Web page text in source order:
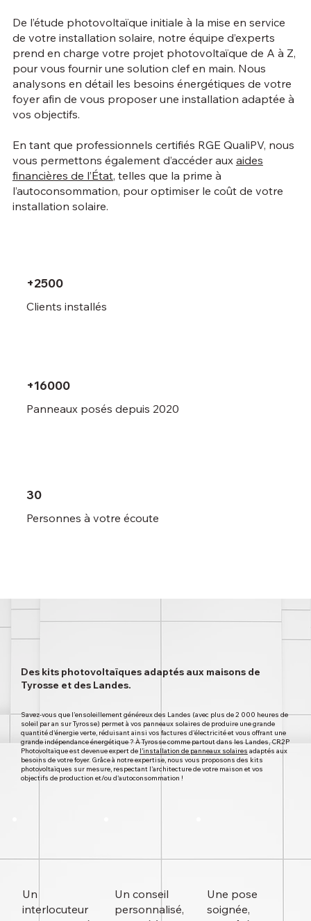
De l’étude photovoltaïque initiale à la mise en service
de votre installation solaire, notre équipe d’experts
prend en charge votre projet photovoltaïque de A à Z,
pour vous fournir une solution clef en main. Nous
analysons en détail les besoins énergétiques de votre
foyer afin de vous proposer une installation adaptée à
vos objectifs.
En tant que professionnels certifiés RGE QualiPV, nous
vous permettons également d’accéder aux aides
financières de l’État, telles que la prime à
l’autoconsommation, pour optimiser le coût de votre
installation solaire.
+2500
Clients installés
+16000
Panneaux posés depuis 2020
30
Personnes à votre écoute
Des kits photovoltaïques adaptés aux maisons de
Tyrosse et des Landes.
Savez-vous que l’ensoleillement généreux des Landes (avec plus de 2 000 heures de
soleil par an sur Tyrosse) permet à vos panneaux solaires de produire une grande
quantité d'énergie verte, réduisant ainsi vos factures d’électricité et vous offrant une
grande indépendance énergétique ? À Tyrosse comme partout dans les Landes, CR2P
Photovoltaïque est devenue expert de l’installation de panneaux solaires adaptés aux
besoins de votre foyer. Grâce à notre expertise, nous vous proposons des kits
photovoltaïques sur mesure, respectant l’architecture de votre maison et vos
objectifs de production et/ou d'autoconsommation !
Un
interlocuteur
Un conseil
personnalisé,
Une pose
soignée,